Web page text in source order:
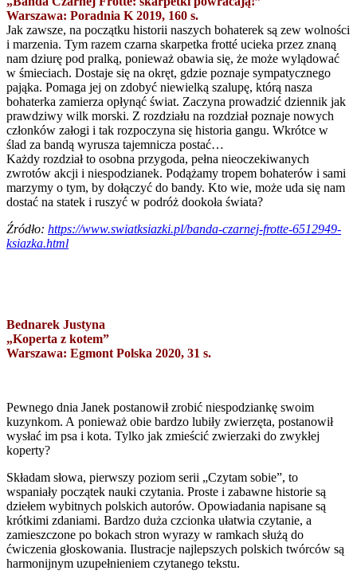
Warszawa: Poradnia K 2019, 160 s.
Jak zawsze, na początku historii naszych bohaterek są zew wolności
i marzenia. Tym razem czarna skarpetka frotté ucieka przez znaną
nam dziurę pod pralką, ponieważ obawia się, że może wylądować
w śmieciach. Dostaje się na okręt, gdzie poznaje sympatycznego
pająka. Pomaga jej on zdobyć niewielką szalupę, którą nasza
bohaterka zamierza opłynąć świat. Zaczyna prowadzić dziennik jak
prawdziwy wilk morski. Z rozdziału na rozdział poznaje nowych
członków załogi i tak rozpoczyna się historia gangu. Wkrótce w
ślad za bandą wyrusza tajemnicza postać…
Każdy rozdział to osobna przygoda, pełna nieoczekiwanych
zwrotów akcji i niespodzianek. Podążamy tropem bohaterów i sami
marzymy o tym, by dołączyć do bandy. Kto wie, może uda się nam
dostać na statek i ruszyć w podróż dookoła świata?
Źródło: https://www.swiatksiazki.pl/banda-czarnej-frotte-6512949-
ksiazka.html
Bednarek Justyna
„Koperta z kotem”
Warszawa: Egmont Polska 2020, 31 s.
Pewnego dnia Janek postanowił zrobić niespodziankę swoim
kuzynkom. A ponieważ obie bardzo lubiły zwierzęta, postanowił
wysłać im psa i kota. Tylko jak zmieścić zwierzaki do zwykłej
koperty?
Składam słowa, pierwszy poziom serii „Czytam sobie”, to
wspaniały początek nauki czytania. Proste i zabawne historie są
dziełem wybitnych polskich autorów. Opowiadania napisane są
krótkimi zdaniami. Bardzo duża czcionka ułatwia czytanie, a
zamieszczone po bokach stron wyrazy w ramkach służą do
ćwiczenia głoskowania. Ilustracje najlepszych polskich twórców są
harmonijnym uzupełnieniem czytanego tekstu.